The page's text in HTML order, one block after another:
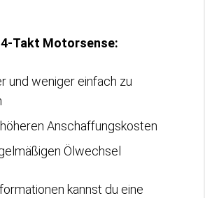
Takt Motorsense:
und weniger einfach zu
Anschaffungskosten
Ölwechsel
kannst du eine